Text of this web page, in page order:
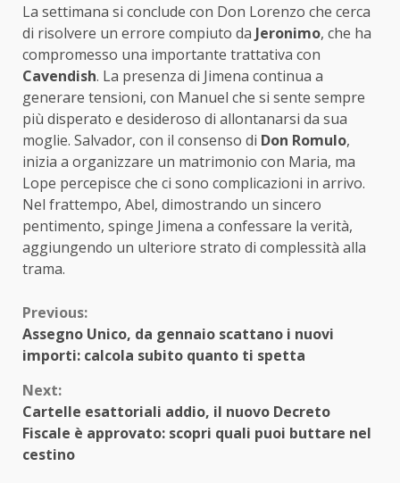
La settimana si conclude con Don Lorenzo che cerca
di risolvere un errore compiuto da Jeronimo, che ha
compromesso una importante trattativa con
Cavendish. La presenza di Jimena continua a
generare tensioni, con Manuel che si sente sempre
più disperato e desideroso di allontanarsi da sua
moglie. Salvador, con il consenso di Don Romulo,
inizia a organizzare un matrimonio con Maria, ma
Lope percepisce che ci sono complicazioni in arrivo.
Nel frattempo, Abel, dimostrando un sincero
pentimento, spinge Jimena a confessare la verità,
aggiungendo un ulteriore strato di complessità alla
trama.
Continue
Reading
Previous:
Assegno Unico, da gennaio scattano i nuovi
importi: calcola subito quanto ti spetta
Next:
Cartelle esattoriali addio, il nuovo Decreto
Fiscale è approvato: scopri quali puoi buttare nel
cestino